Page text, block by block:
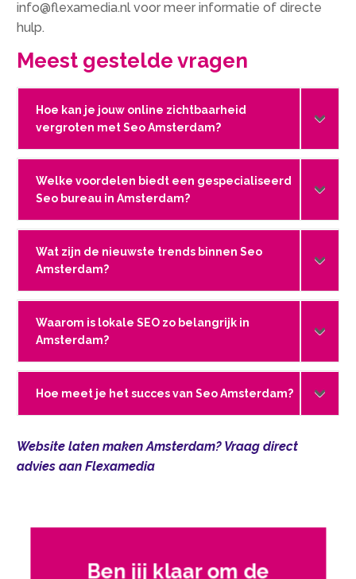
info@flexamedia.nl voor meer informatie of directe
hulp.
Meest gestelde vragen
Hoe kan je jouw online zichtbaarheid
vergroten met Seo Amsterdam?
Welke voordelen biedt een gespecialiseerd
Seo bureau in Amsterdam?
Wat zijn de nieuwste trends binnen Seo
Amsterdam?
Waarom is lokale SEO zo belangrijk in
Amsterdam?
Hoe meet je het succes van Seo Amsterdam?
Website laten maken Amsterdam? Vraag direct
advies aan Flexamedia
Ben jij klaar om de